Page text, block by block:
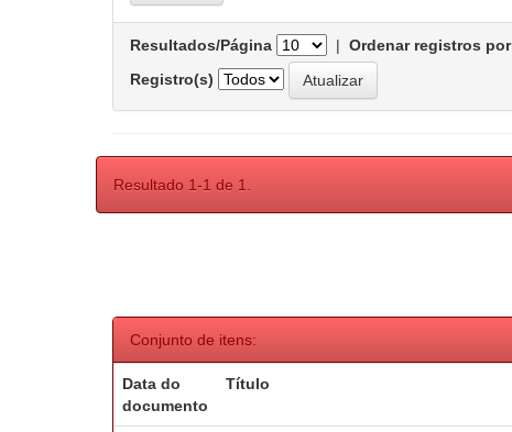
Resultados/Página | Ordenar registros por
Registro(s)
Resultado 1-1 de 1.
Conjunto de itens:
Data do
documento
Título